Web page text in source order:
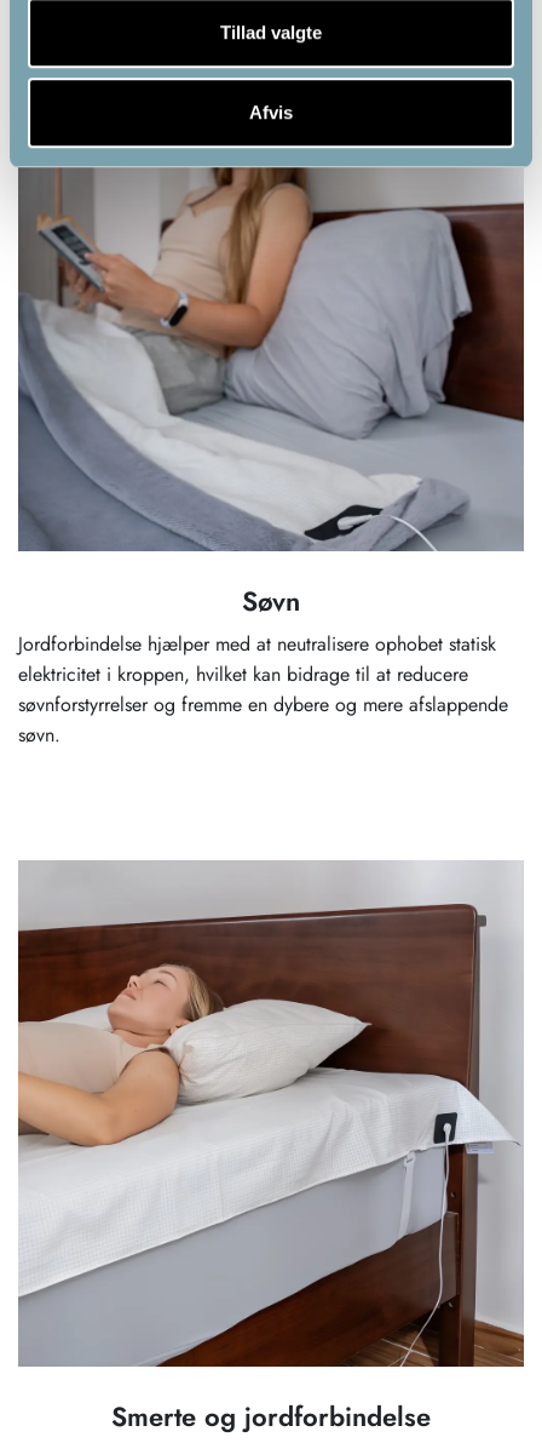
Tillad valgte
Afvis
Søvn
Jordforbindelse hjælper med at neutralisere ophobet statisk
elektricitet i kroppen, hvilket kan bidrage til at reducere
søvnforstyrrelser og fremme en dybere og mere afslappende
søvn.
Smerte og jordforbindelse